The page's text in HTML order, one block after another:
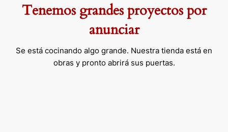
Tenemos grandes proyectos por
anunciar
Se está cocinando algo grande. Nuestra tienda está en
obras y pronto abrirá sus puertas.